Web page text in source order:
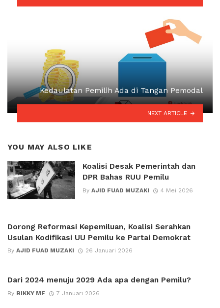
Kedaulatan Pemilih Ada di Tangan Pemodal
NEXT ARTICLE
YOU MAY ALSO LIKE
Koalisi Desak Pemerintah dan
DPR Bahas RUU Pemilu
By AJID FUAD MUZAKI 4 Mei 2026
Dorong Reformasi Kepemiluan, Koalisi Serahkan
Usulan Kodifikasi UU Pemilu ke Partai Demokrat
By AJID FUAD MUZAKI 26 Januari 2026
Dari 2024 menuju 2029 Ada apa dengan Pemilu?
By RIKKY MF 7 Januari 2026